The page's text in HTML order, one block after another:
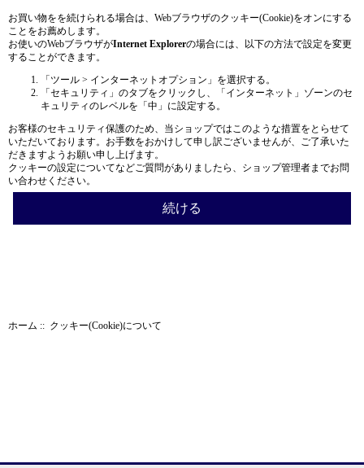
お買い物をを続けられる場合は、Webブラウザのクッキー(Cookie)をオンにする
ことをお薦めします。
お使いのWebブラウザがInternet Explorerの場合には、以下の方法で設定を変更
することができます。
「ツール > インターネットオプション」を選択する。
「セキュリティ」のタブをクリックし、「インターネット」ゾーンのセ
キュリティのレベルを「中」に設定する。
お客様のセキュリティ保護のため、当ショップではこのような措置をとらせて
いただいております。お手数をおかけして申し訳ございませんが、ご了承いた
だきますようお願い申し上げます。
クッキーの設定についてなどご質問がありましたら、ショップ管理者までお問
い合わせください。
続ける
ホーム :: クッキー(Cookie)について